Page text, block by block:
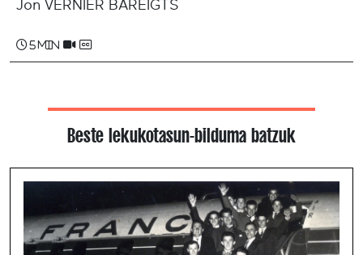
Jon VERNIER BAREIGTS
5 min
Beste lekukotasun-bilduma batzuk